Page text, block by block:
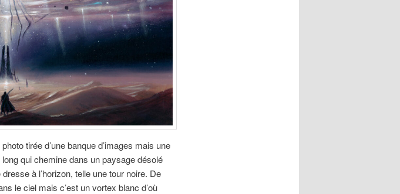
tirée d’une banque d’images mais une
qui chemine dans un paysage désolé
à l’horizon, telle une tour noire. De
le ciel mais c’est un vortex blanc d’où